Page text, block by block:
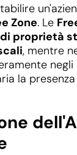
Zone. Le
proprietà
, mentre
negli
la